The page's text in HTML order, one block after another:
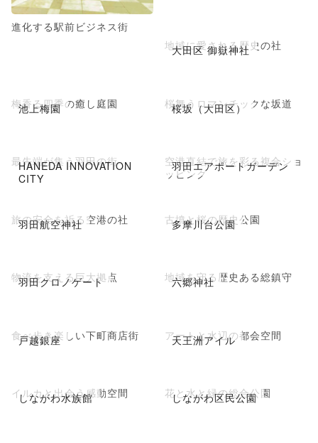
進化する駅前ビジネス街
大田区 御嶽神社
地域に愛される歴史の社
池上梅園
梅香る四季の癒し庭園 桜坂（大田区）
桜舞うロマンチックな坂道
HANEDA INNOVATION
CITY
最先端が集う羽田の街 羽田エアポートガーデン
空港直結で旅を彩る複合ショ
ッピング
羽田航空神社
旅の安全を祈る空港の社 多摩川台公園
古墳と桜の歴史公園
羽田クロノゲート
物流を支える巨大拠点 六郷神社
地域を守る歴史ある総鎮守
戸越銀座
食べ歩き楽しい下町商店街 天王洲アイル
アートと水辺の都会空間
しながわ水族館
イルカと出会う感動空間 しながわ区民公園
花と水と緑の総合公園